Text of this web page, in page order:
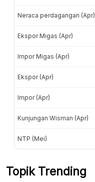
Neraca perdagangan (Apr)
Ekspor Migas (Apr)
Impor Migas (Apr)
Ekspor (Apr)
Impor (Apr)
Kunjungan Wisman (Apr)
NTP (Mei)
Topik Trending